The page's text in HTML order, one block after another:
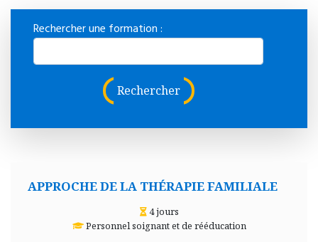
Rechercher une formation :
Rechercher
APPROCHE DE LA THÉRAPIE FAMILIALE
4 jours
Personnel soignant et de rééducation